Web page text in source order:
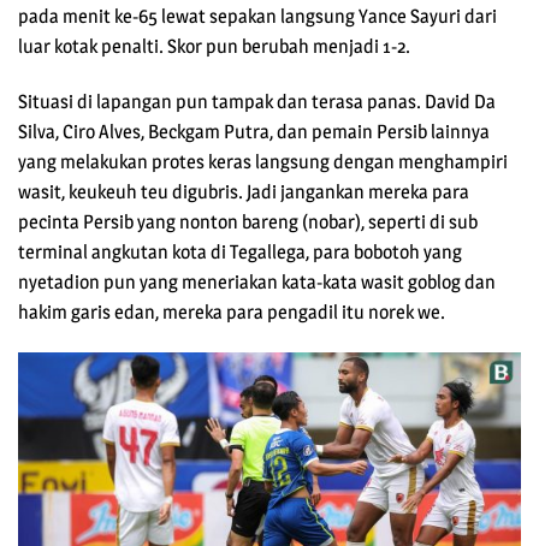
pada menit ke-65 lewat sepakan langsung Yance Sayuri dari
luar kotak penalti. Skor pun berubah menjadi 1-2.
Situasi di lapangan pun tampak dan terasa panas. David Da
Silva, Ciro Alves, Beckgam Putra, dan pemain Persib lainnya
yang melakukan protes keras langsung dengan menghampiri
wasit, keukeuh teu digubris. Jadi jangankan mereka para
pecinta Persib yang nonton bareng (nobar), seperti di sub
terminal angkutan kota di Tegallega, para bobotoh yang
nyetadion pun yang meneriakan kata-kata wasit goblog dan
hakim garis edan, mereka para pengadil itu norek we.